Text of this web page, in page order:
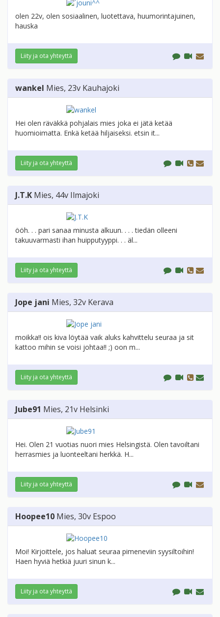
olen 22v, olen sosiaalinen, luotettava, huumorintajuinen,
hauska
Liity ja ota yhteyttä
wankel Mies, 23v Kauhajoki
Hei olen räväkkä pohjalais mies joka ei jätä ketää
huomioimatta. Enkä ketää hiljaiseksi. etsin it...
Liity ja ota yhteyttä
J.T.K Mies, 44v Ilmajoki
ööh. . . pari sanaa minusta alkuun. . . . tiedän olleeni
takuuvarmasti ihan huipputyyppi. . . äl...
Liity ja ota yhteyttä
Jope jani Mies, 32v Kerava
moikka!! ois kiva löytää vaik aluks kahvittelu seuraa ja sit
kattoo mihin se voisi johtaa!! ;) oon m...
Liity ja ota yhteyttä
Jube91 Mies, 21v Helsinki
Hei. Olen 21 vuotias nuori mies Helsingistä. Olen tavoiltani
herrasmies ja luonteeltani herkkä. H...
Liity ja ota yhteyttä
Hoopee10 Mies, 30v Espoo
Moi! Kirjoittele, jos haluat seuraa pimeneviin syysiltoihin!
Haen hyviä hetkiä juuri sinun k...
Liity ja ota yhteyttä